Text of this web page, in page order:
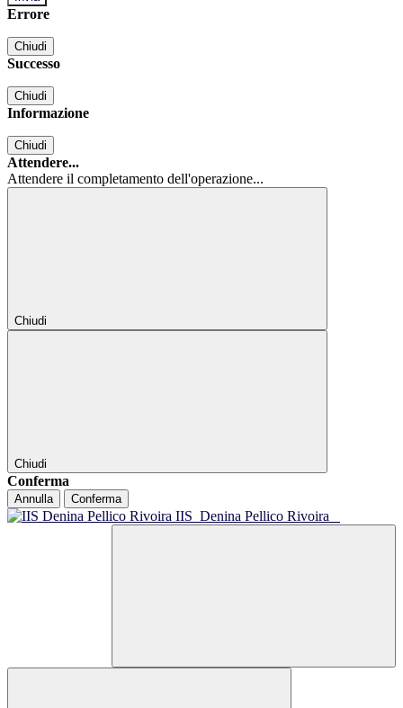
Errore
Chiudi
Successo
Chiudi
Informazione
Chiudi
Attendere...
Attendere il completamento dell'operazione...
Chiudi
Chiudi
Conferma
Annulla Conferma
IIS Denina Pellico Rivoira